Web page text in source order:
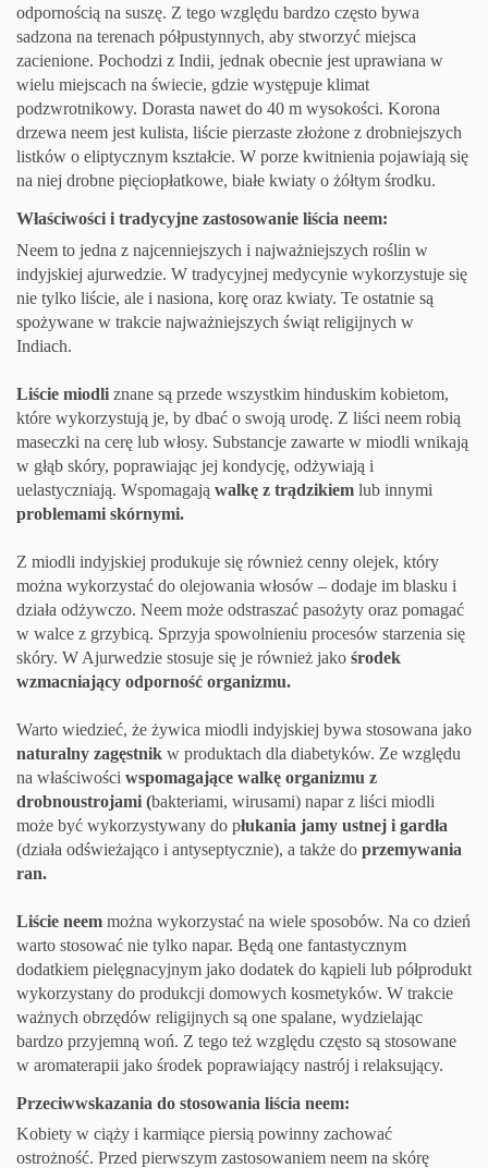
odpornością na suszę. Z tego względu bardzo często bywa
sadzona na terenach półpustynnych, aby stworzyć miejsca
zacienione. Pochodzi z Indii, jednak obecnie jest uprawiana w
wielu miejscach na świecie, gdzie występuje klimat
podzwrotnikowy. Dorasta nawet do 40 m wysokości. Korona
drzewa neem jest kulista, liście pierzaste złożone z drobniejszych
listków o eliptycznym kształcie. W porze kwitnienia pojawiają się
na niej drobne pięciopłatkowe, białe kwiaty o żółtym środku.
Właściwości i tradycyjne zastosowanie liścia neem:
Neem to jedna z najcenniejszych i najważniejszych roślin w
indyjskiej ajurwedzie. W tradycyjnej medycynie wykorzystuje się
nie tylko liście, ale i nasiona, korę oraz kwiaty. Te ostatnie są
spożywane w trakcie najważniejszych świąt religijnych w
Indiach.
Liście miodli znane są przede wszystkim hinduskim kobietom,
które wykorzystują je, by dbać o swoją urodę. Z liści neem robią
maseczki na cerę lub włosy. Substancje zawarte w miodli wnikają
w głąb skóry, poprawiając jej kondycję, odżywiają i
uelastyczniają. Wspomagają walkę z trądzikiem lub innymi
problemami skórnymi.
Z miodli indyjskiej produkuje się również cenny olejek, który
można wykorzystać do olejowania włosów – dodaje im blasku i
działa odżywczo. Neem może odstraszać pasożyty oraz pomagać
w walce z grzybicą. Sprzyja spowolnieniu procesów starzenia się
skóry. W Ajurwedzie stosuje się je również jako środek
wzmacniający odporność organizmu.
Warto wiedzieć, że żywica miodli indyjskiej bywa stosowana jako
naturalny zagęstnik w produktach dla diabetyków. Ze względu
na właściwości wspomagające walkę organizmu z
drobnoustrojami (bakteriami, wirusami) napar z liści miodli
może być wykorzystywany do płukania jamy ustnej i gardła
(działa odświeżająco i antyseptycznie), a także do przemywania
ran.
Liście neem można wykorzystać na wiele sposobów. Na co dzień
warto stosować nie tylko napar. Będą one fantastycznym
dodatkiem pielęgnacyjnym jako dodatek do kąpieli lub półprodukt
wykorzystany do produkcji domowych kosmetyków. W trakcie
ważnych obrzędów religijnych są one spalane, wydzielając
bardzo przyjemną woń. Z tego też względu często są stosowane
w aromaterapii jako środek poprawiający nastrój i relaksujący.
Przeciwwskazania do stosowania liścia neem:
Kobiety w ciąży i karmiące piersią powinny zachować
ostrożność. Przed pierwszym zastosowaniem neem na skórę